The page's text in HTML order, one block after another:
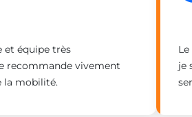
et équipe très
recommande vivement
la mobilité.
je